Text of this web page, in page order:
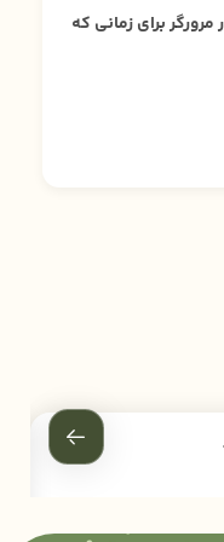
برای زمانی که